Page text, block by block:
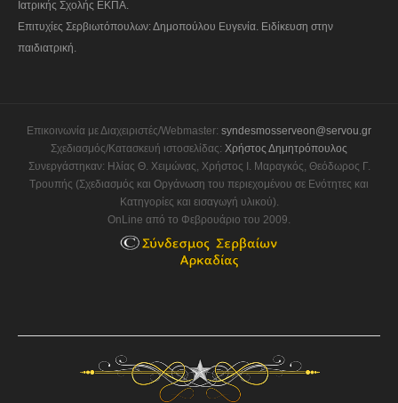
Ιατρικής Σχολής ΕΚΠΑ.
Επιτυχίες Σερβιωτόπουλων: Δημοπούλου Ευγενία. Ειδίκευση στην
παιδιατρική.
Επικοινωνία με Διαχειριστές/Webmaster: syndesmosserveon@servou.gr
Σχεδιασμός/Κατασκευή ιστοσελίδας: Χρήστος Δημητρόπουλος
Συνεργάστηκαν: Ηλίας Θ. Χειμώνας, Χρήστος Ι. Μαραγκός, Θεόδωρος Γ.
Τρουπής (Σχεδιασμός και Οργάνωση του περιεχομένου σε Ενότητες και
Κατηγορίες και εισαγωγή υλικού).
OnLine από το Φεβρουάριο του 2009.